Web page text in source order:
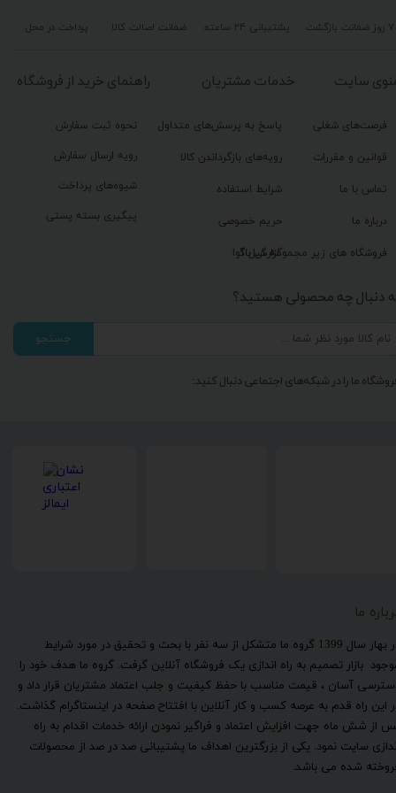
ما
​در بهار سال 1399 گروه ما متشکل از سه نفر با بحث و تحقیق در مورد شرایط
بازار تصمیم به راه اندازی یک فروشگاه آنلاین گرفت. گروه ما هدف خود را
آسان ، قیمت مناسب با حفظ کیفیت و جلب اعتماد مشتریان قرار داد و
این راه قدم به عرصه کسب و کار آنلاین با افتتاح صفحه در اینستاگرام گذاشت.
از شش ماه جهت افزایش اعتماد و فراگیر نمودن ارائه خدمات اقدام به راه
سایت نمود. یکی از بزرگترین اهداف ما پشتیبانی صد در صد از محصولات
شده می باشد.
پشتیبانی ۲۴ ساعته پرداخت در محل ۷ روز ضمانت بازگشت ضمانت اصالت کالا
راهنمای خرید از فروشگاه
نحوه ثبت سفارش
رویه ارسال سفارش
شیوه‌های پرداخت
پیگیری بسته پستی
خدمات مشتریان
پاسخ به پرسش‌های متداول
رویه‌های بازگرداندن کالا
شرایط استفاده
حریم خصوصی
گزارش باگ
سایت
فرصت‌های شغلی
قوانین و مقررات
تماس با ما
درباره ما
فروشگاه های زیر مجموعه گیل آوا
دنبال چه محصولی هستید؟
جستجو
ما را در شبکه‌های اجتماعی دنبال کنید: